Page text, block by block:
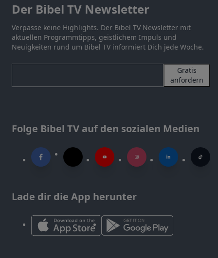
Der Bibel TV Newsletter
Verpasse keine Highlights. Der Bibel TV Newsletter mit
aktuellen Programmtipps, geistlichem Impuls und
Neuigkeiten rund um Bibel TV informiert Dich jede Woche.
Gratis
anfordern
Folge Bibel TV auf den sozialen Medien
Lade dir die App herunter